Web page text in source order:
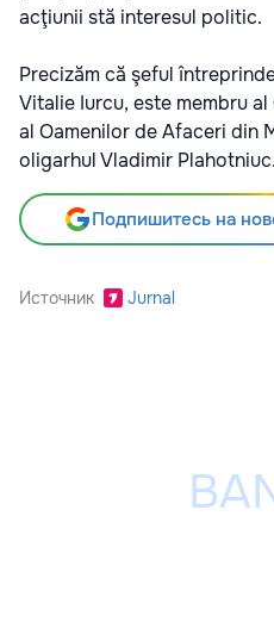
acţiunii stă interesul politic.
Precizăm că şeful
Vitalie Iurcu, este membru
al Oamenilor de Afaceri din
oligarhul Vladimir Plahotniuc.
Подпишитесь на
Источник Jurnal